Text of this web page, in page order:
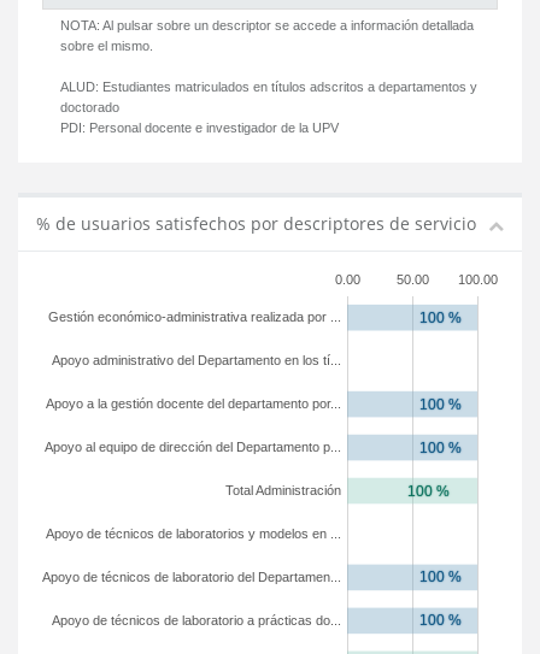
NOTA: Al pulsar sobre un descriptor se accede a información detallada
sobre el mismo.
ALUD: Estudiantes matriculados en títulos adscritos a departamentos y
doctorado
PDI: Personal docente e investigador de la UPV
% de usuarios satisfechos por descriptores de servicio
0.00 50.00 100.00
Apoyo de técnicos de laboratorio a prácticas do...
Apoyo de técnicos de laboratorio del Departamen...
Apoyo de técnicos de laboratorios y modelos en ...
Total Administración
Apoyo al equipo de dirección del Departamento p...
Apoyo a la gestión docente del departamento por...
Apoyo administrativo del Departamento en los tí...
Gestión económico-administrativa realizada por ...